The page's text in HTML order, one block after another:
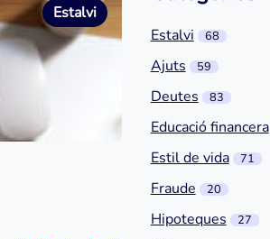
Estalvi
Estalvi 68
Ajuts 59
Deutes 83
Educació financera
Estil de vida 71
Fraude 20
Hipoteques 27